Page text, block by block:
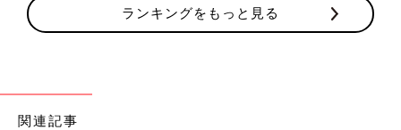
ランキングをもっと見る
関連記事